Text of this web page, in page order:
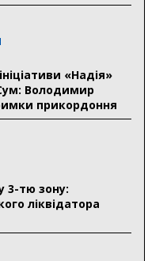
оздоровилася
компенсацій на
млн грн
фонд
на зиму
«Надія»
Володимир
прикордоння
3-тю зону:
ліквідатора